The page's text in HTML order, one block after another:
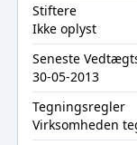
Stiftere
Ikke oplyst
Seneste
30-05-2013
Tegningsregler
Virksomheden